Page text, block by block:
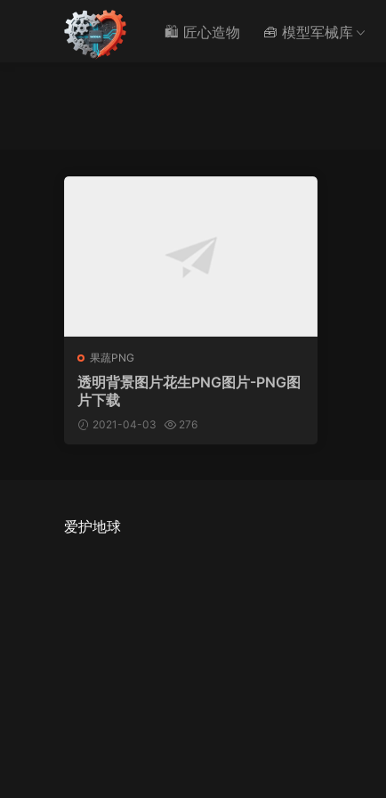
🛍️ 匠心造物 🧰 模型军械库
果蔬PNG
透明背景图片花生PNG图片-PNG图
片下载
2021-04-03 276
爱护地球